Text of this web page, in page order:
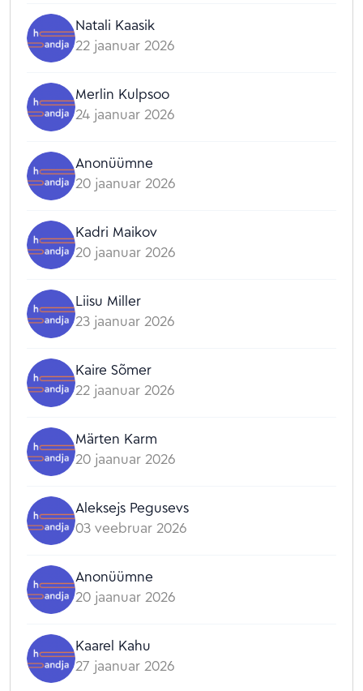
Natali Kaasik
22 jaanuar 2026
Merlin Kulpsoo
24 jaanuar 2026
Anonüümne
20 jaanuar 2026
Kadri Maikov
20 jaanuar 2026
Liisu Miller
23 jaanuar 2026
Kaire Sõmer
22 jaanuar 2026
Märten Karm
20 jaanuar 2026
Aleksejs Pegusevs
03 veebruar 2026
Anonüümne
20 jaanuar 2026
Kaarel Kahu
27 jaanuar 2026